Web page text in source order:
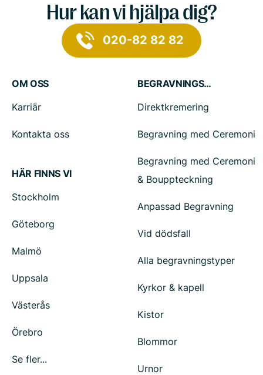
Hur kan vi hjälpa dig?
020-82 82 82
OM OSS
Karriär
Kontakta oss
HÄR FINNS VI
Stockholm
Göteborg
Malmö
Uppsala
Västerås
Örebro
Se fler...
BEGRAVNINGSTJÄNSTER
Direktkremering
Begravning med Ceremoni
Begravning med Ceremoni
& Bouppteckning
Anpassad Begravning
Vid dödsfall
Alla begravningstyper
Kyrkor & kapell
Kistor
Blommor
Urnor